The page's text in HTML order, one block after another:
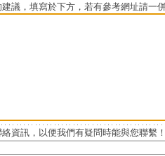
議，填寫於下方，若有參考網址請一
資訊，以便我們有疑問時能與您聯繫